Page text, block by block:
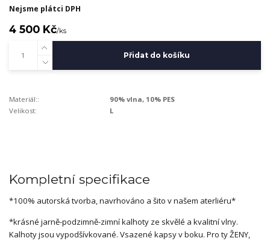
Nejsme plátci DPH
4 500 Kč/ks
Přidat do košíku
Materiál::
90% vlna, 10% PES
Velikost:
L
Kompletní specifikace
*100% autorská tvorba, navrhováno a šito v našem aterliéru*
*krásné jarně-podzimně-zimní kalhoty ze skvělé a kvalitní vlny.
Kalhoty jsou vypodšívkované. Vsazené kapsy v boku. Pro ty ŽENY,